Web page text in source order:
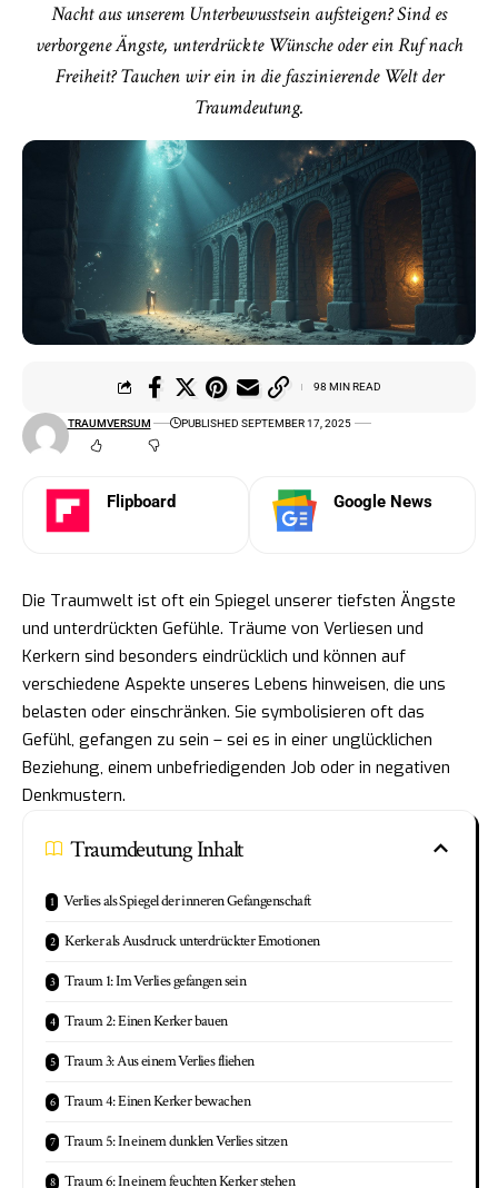
Nacht aus unserem Unterbewusstsein aufsteigen? Sind es
verborgene Ängste, unterdrückte Wünsche oder ein Ruf nach
Freiheit? Tauchen wir ein in die faszinierende Welt der
Traumdeutung.
TRAUMVERSUM PUBLISHED SEPTEMBER 17, 2025
98 MIN READ
Flipboard Google News
Die Traumwelt ist oft ein Spiegel unserer tiefsten Ängste
und unterdrückten Gefühle. Träume von Verliesen und
Kerkern sind besonders eindrücklich und können auf
verschiedene Aspekte unseres Lebens hinweisen, die uns
belasten oder einschränken. Sie symbolisieren oft das
Gefühl, gefangen zu sein – sei es in einer unglücklichen
Beziehung, einem unbefriedigenden Job oder in negativen
Denkmustern.
Traumdeutung Inhalt
Verlies als Spiegel der inneren Gefangenschaft
Kerker als Ausdruck unterdrückter Emotionen
Traum 1: Im Verlies gefangen sein
Traum 2: Einen Kerker bauen
Traum 3: Aus einem Verlies fliehen
Traum 4: Einen Kerker bewachen
Traum 5: In einem dunklen Verlies sitzen
Traum 6: In einem feuchten Kerker stehen